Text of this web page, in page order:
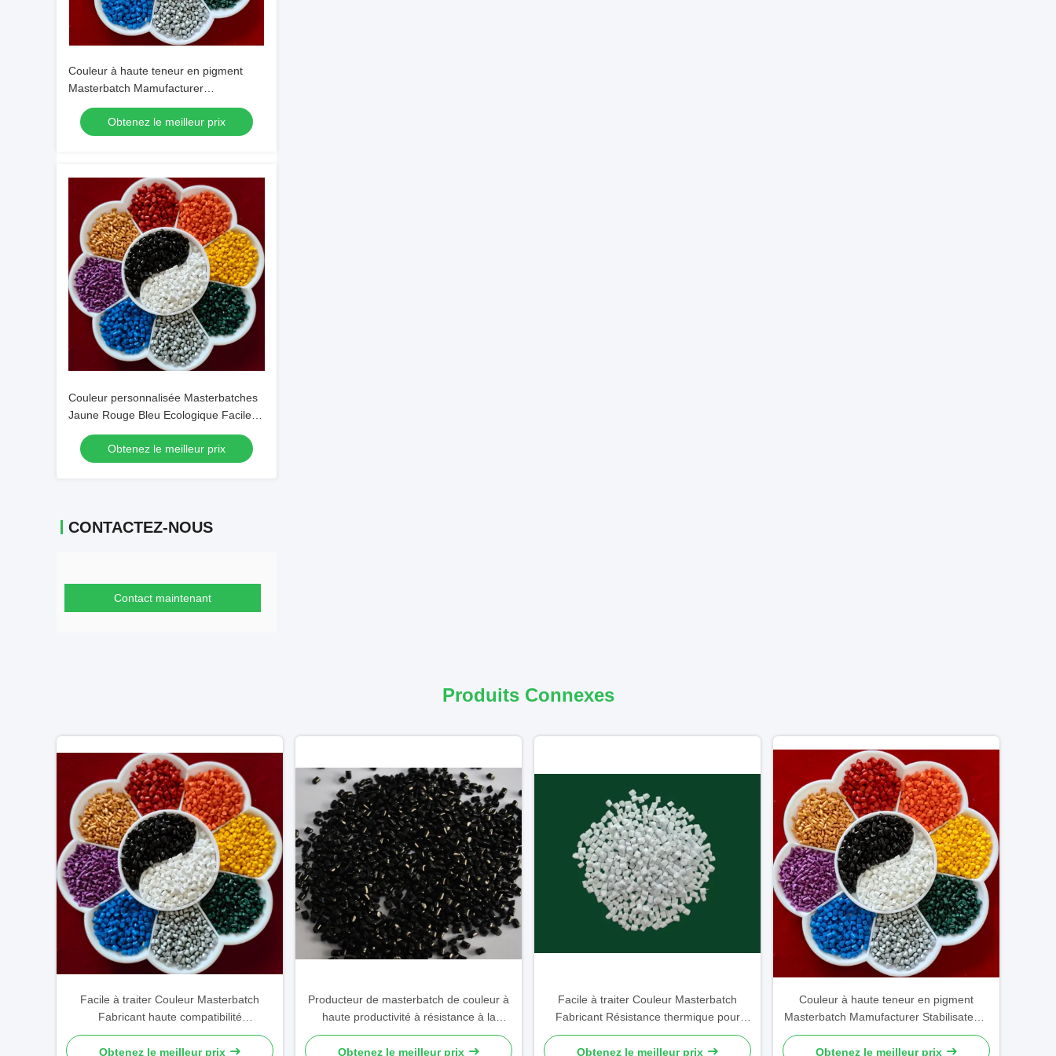
Couleur à haute teneur en pigment
Masterbatch Mamufacturer
Stabilisateurs UV Anti-statique
Personnalisable
Obtenez le meilleur prix
Couleur personnalisée Masterbatches
Jaune Rouge Bleu Ecologique Facile à
traiter
Obtenez le meilleur prix
CONTACTEZ-NOUS
Contact maintenant
Produits Connexes
Facile à traiter Couleur Masterbatch
Fabricant haute compatibilité
biodégradable recyclé
Obtenez le meilleur prix
Producteur de masterbatch de couleur à
haute productivité à résistance à la
corrosion masterbatch noir
Obtenez le meilleur prix
Facile à traiter Couleur Masterbatch
Fabricant Résistance thermique pour
pièces automobiles
Obtenez le meilleur prix
Couleur à haute teneur en pigment
Masterbatch Mamufacturer Stabilisateurs
UV Anti-statique Personnalisable
Obtenez le meilleur prix